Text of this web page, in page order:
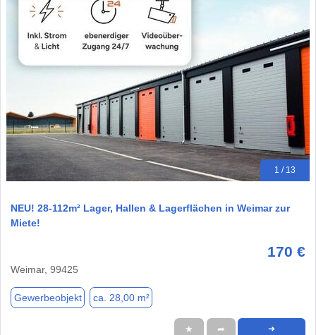
1 / 13
NEU! 28-112m² Lager, Hallen & Lagerflächen in Weimar zur
Miete!
170 €
Weimar, 99425
Gewerbeobjekt ca. 28,00 m²
★ ➦ ➜